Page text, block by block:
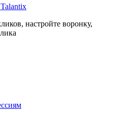
настройте воронку,